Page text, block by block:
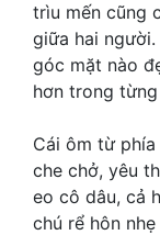
trìu mến cũng
giữa hai
góc mặt nào
hơn trong
Cái ôm từ
che chở, yêu
eo cô dâu, cả
chú rể hôn